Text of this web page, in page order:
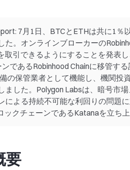
7月1日、BTCとETHは共に1％
た。オンラインブローカーの
取引できるようにすることを発表
であるRobinhood Chainに移管す
の保管業者として機能し、機関投
ました。Polygon Labsは、暗号市
による持続不可能な利回りの問題
クチェーンであるKatanaを立ち上
要